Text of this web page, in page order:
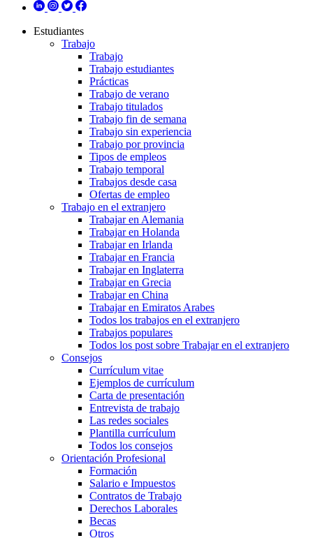
Estudiantes
Trabajo
Trabajo
Trabajo estudiantes
Prácticas
Trabajo de verano
Trabajo titulados
Trabajo fin de semana
Trabajo sin experiencia
Trabajo por provincia
Tipos de empleos
Trabajo temporal
Trabajos desde casa
Ofertas de empleo
Trabajo en el extranjero
Trabajar en Alemania
Trabajar en Holanda
Trabajar en Irlanda
Trabajar en Francia
Trabajar en Inglaterra
Trabajar en Grecia
Trabajar en China
Trabajar en Emiratos Arabes
Todos los trabajos en el extranjero
Trabajos populares
Todos los post sobre Trabajar en el extranjero
Consejos
Currículum vitae
Ejemplos de currículum
Carta de presentación
Entrevista de trabajo
Las redes sociales
Plantilla currículum
Todos los consejos
Orientación Profesional
Formación
Salario e Impuestos
Contratos de Trabajo
Derechos Laborales
Becas
Otros